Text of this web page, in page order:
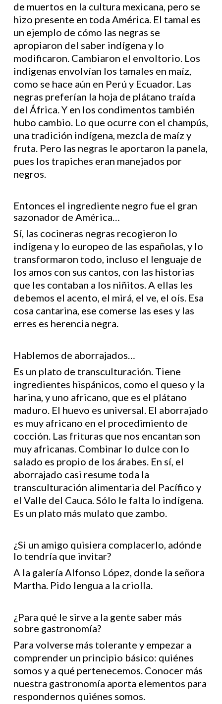
de muertos en la cultura mexicana, pero se
hizo presente en toda América. El tamal es
un ejemplo de cómo las negras se
apropiaron del saber indígena y lo
modificaron. Cambiaron el envoltorio. Los
indígenas envolvían los tamales en maíz,
como se hace aún en Perú y Ecuador. Las
negras preferían la hoja de plátano traída
del África. Y en los condimentos también
hubo cambio. Lo que ocurre con el champús,
una tradición indígena, mezcla de maíz y
fruta. Pero las negras le aportaron la panela,
pues los trapiches eran manejados por
negros.
Entonces el ingrediente negro fue el gran
sazonador de América…
Sí, las cocineras negras recogieron lo
indígena y lo europeo de las españolas, y lo
transformaron todo, incluso el lenguaje de
los amos con sus cantos, con las historias
que les contaban a los niñitos. A ellas les
debemos el acento, el mirá, el ve, el oís. Esa
cosa cantarina, ese comerse las eses y las
erres es herencia negra.
Hablemos de aborrajados…
Es un plato de transculturación. Tiene
ingredientes hispánicos, como el queso y la
harina, y uno africano, que es el plátano
maduro. El huevo es universal. El aborrajado
es muy africano en el procedimiento de
cocción. Las frituras que nos encantan son
muy africanas. Combinar lo dulce con lo
salado es propio de los árabes. En sí, el
aborrajado casi resume toda la
transculturación alimentaria del Pacífico y
el Valle del Cauca. Sólo le falta lo indígena.
Es un plato más mulato que zambo.
¿Si un amigo quisiera complacerlo, adónde
lo tendría que invitar?
A la galería Alfonso López, donde la señora
Martha. Pido lengua a la criolla.
¿Para qué le sirve a la gente saber más
sobre gastronomía?
Para volverse más tolerante y empezar a
comprender un principio básico: quiénes
somos y a qué pertenecemos. Conocer más
nuestra gastronomía aporta elementos para
respondernos quiénes somos.